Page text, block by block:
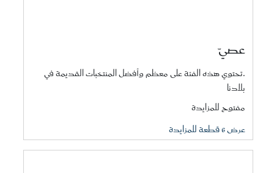
عصيّ
.تحتوي هذه الفئة على معظم وأفضل المنتخبات القديمة في
بلادنا
مفتوح للمزايدة
عرض 6 قطعة للمزايدة